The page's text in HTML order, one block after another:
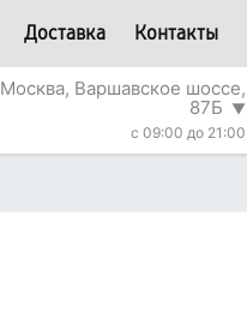
Доставка Контакты
Москва, Варшавское шоссе,
87Б ▼
c 09:00 до 21:00